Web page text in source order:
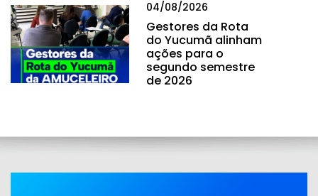
04/08/2026
Gestores da Rota
do Yucumã alinham
ações para o
segundo semestre
de 2026